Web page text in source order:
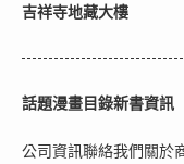
吉祥寺地藏大樓
話題漫畫目錄新書資訊
公司資訊聯絡我們關於